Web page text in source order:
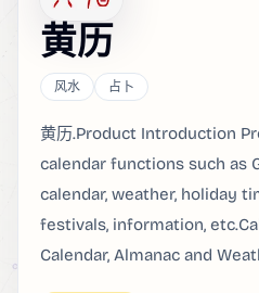
黄历
风水 占卜
黄历.Product Introduction
calendar functions such as
calendar, weather, holiday
festivals, information,
Calendar, Almanac and